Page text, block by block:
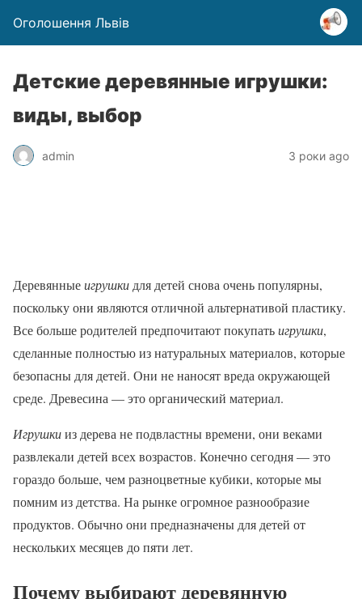
Оголошення Львів
Детские деревянные игрушки:
виды, выбор
admin 3 роки ago
Деревянныеигрушки для детей снова очень популярны,
поскольку они являются отличной альтернативой пластику.
Все больше родителей предпочитают покупатьигрушки,
сделанные полностью из натуральных материалов, которые
безопасны для детей. Они не наносят вреда окружающей
среде. Древесина — это органический материал.
Игрушкииз дерева не подвластны времени, они веками
развлекали детей всех возрастов. Конечно сегодня — это
гораздо больше, чем разноцветные кубики, которые мы
помним из детства. На рынке огромное разнообразие
продуктов. Обычно они предназначены для детей от
нескольких месяцев до пяти лет.
Почему выбирают деревянную